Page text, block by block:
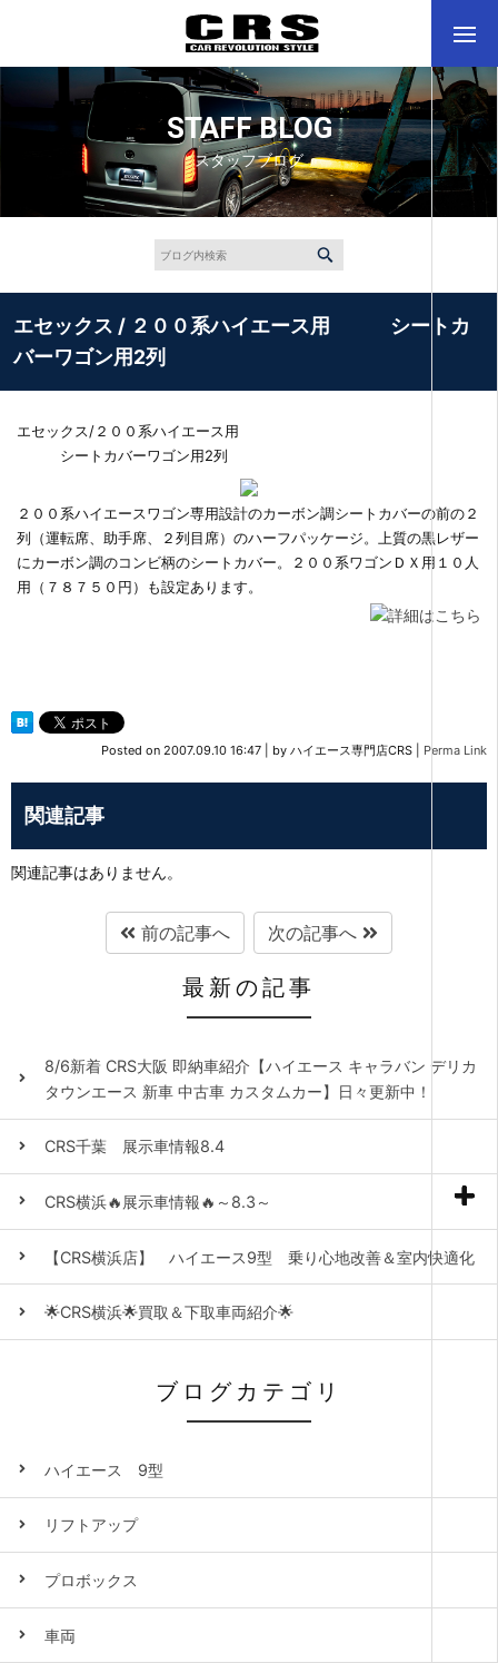
STAFF BLOG
スタッフブログ
エセックス / ２００系ハイエース用 シートカ
バーワゴン用2列
エセックス/２００系ハイエース用
シートカバーワゴン用2列
２００系ハイエースワゴン専用設計のカーボン調シートカバーの前の２
列（運転席、助手席、２列目席）のハーフパッケージ。上質の黒レザー
にカーボン調のコンビ柄のシートカバー。２００系ワゴンＤＸ用１０人
用（７８７５０円）も設定あります。
Posted on 2007.09.10 16:47 by ハイエース専門店CRS Perma Link
関連記事
関連記事はありません。
前の記事へ 次の記事へ
最新の記事
8/6新着 CRS大阪 即納車紹介【ハイエース キャラバン デリカ
タウンエース 新車 中古車 カスタムカー】日々更新中！
CRS千葉 展示車情報8.4
CRS横浜🔥展示車情報🔥～8.3～
【CRS横浜店】 ハイエース9型 乗り心地改善＆室内快適化
🌟CRS横浜🌟買取＆下取車両紹介🌟
ブログカテゴリ
ハイエース 9型
リフトアップ
プロボックス
車両